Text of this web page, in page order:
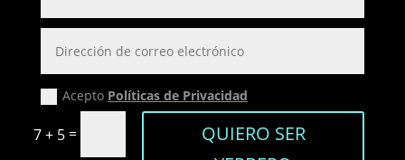
Acepto Políticas de Privacidad
7 + 5 =
QUIERO SER